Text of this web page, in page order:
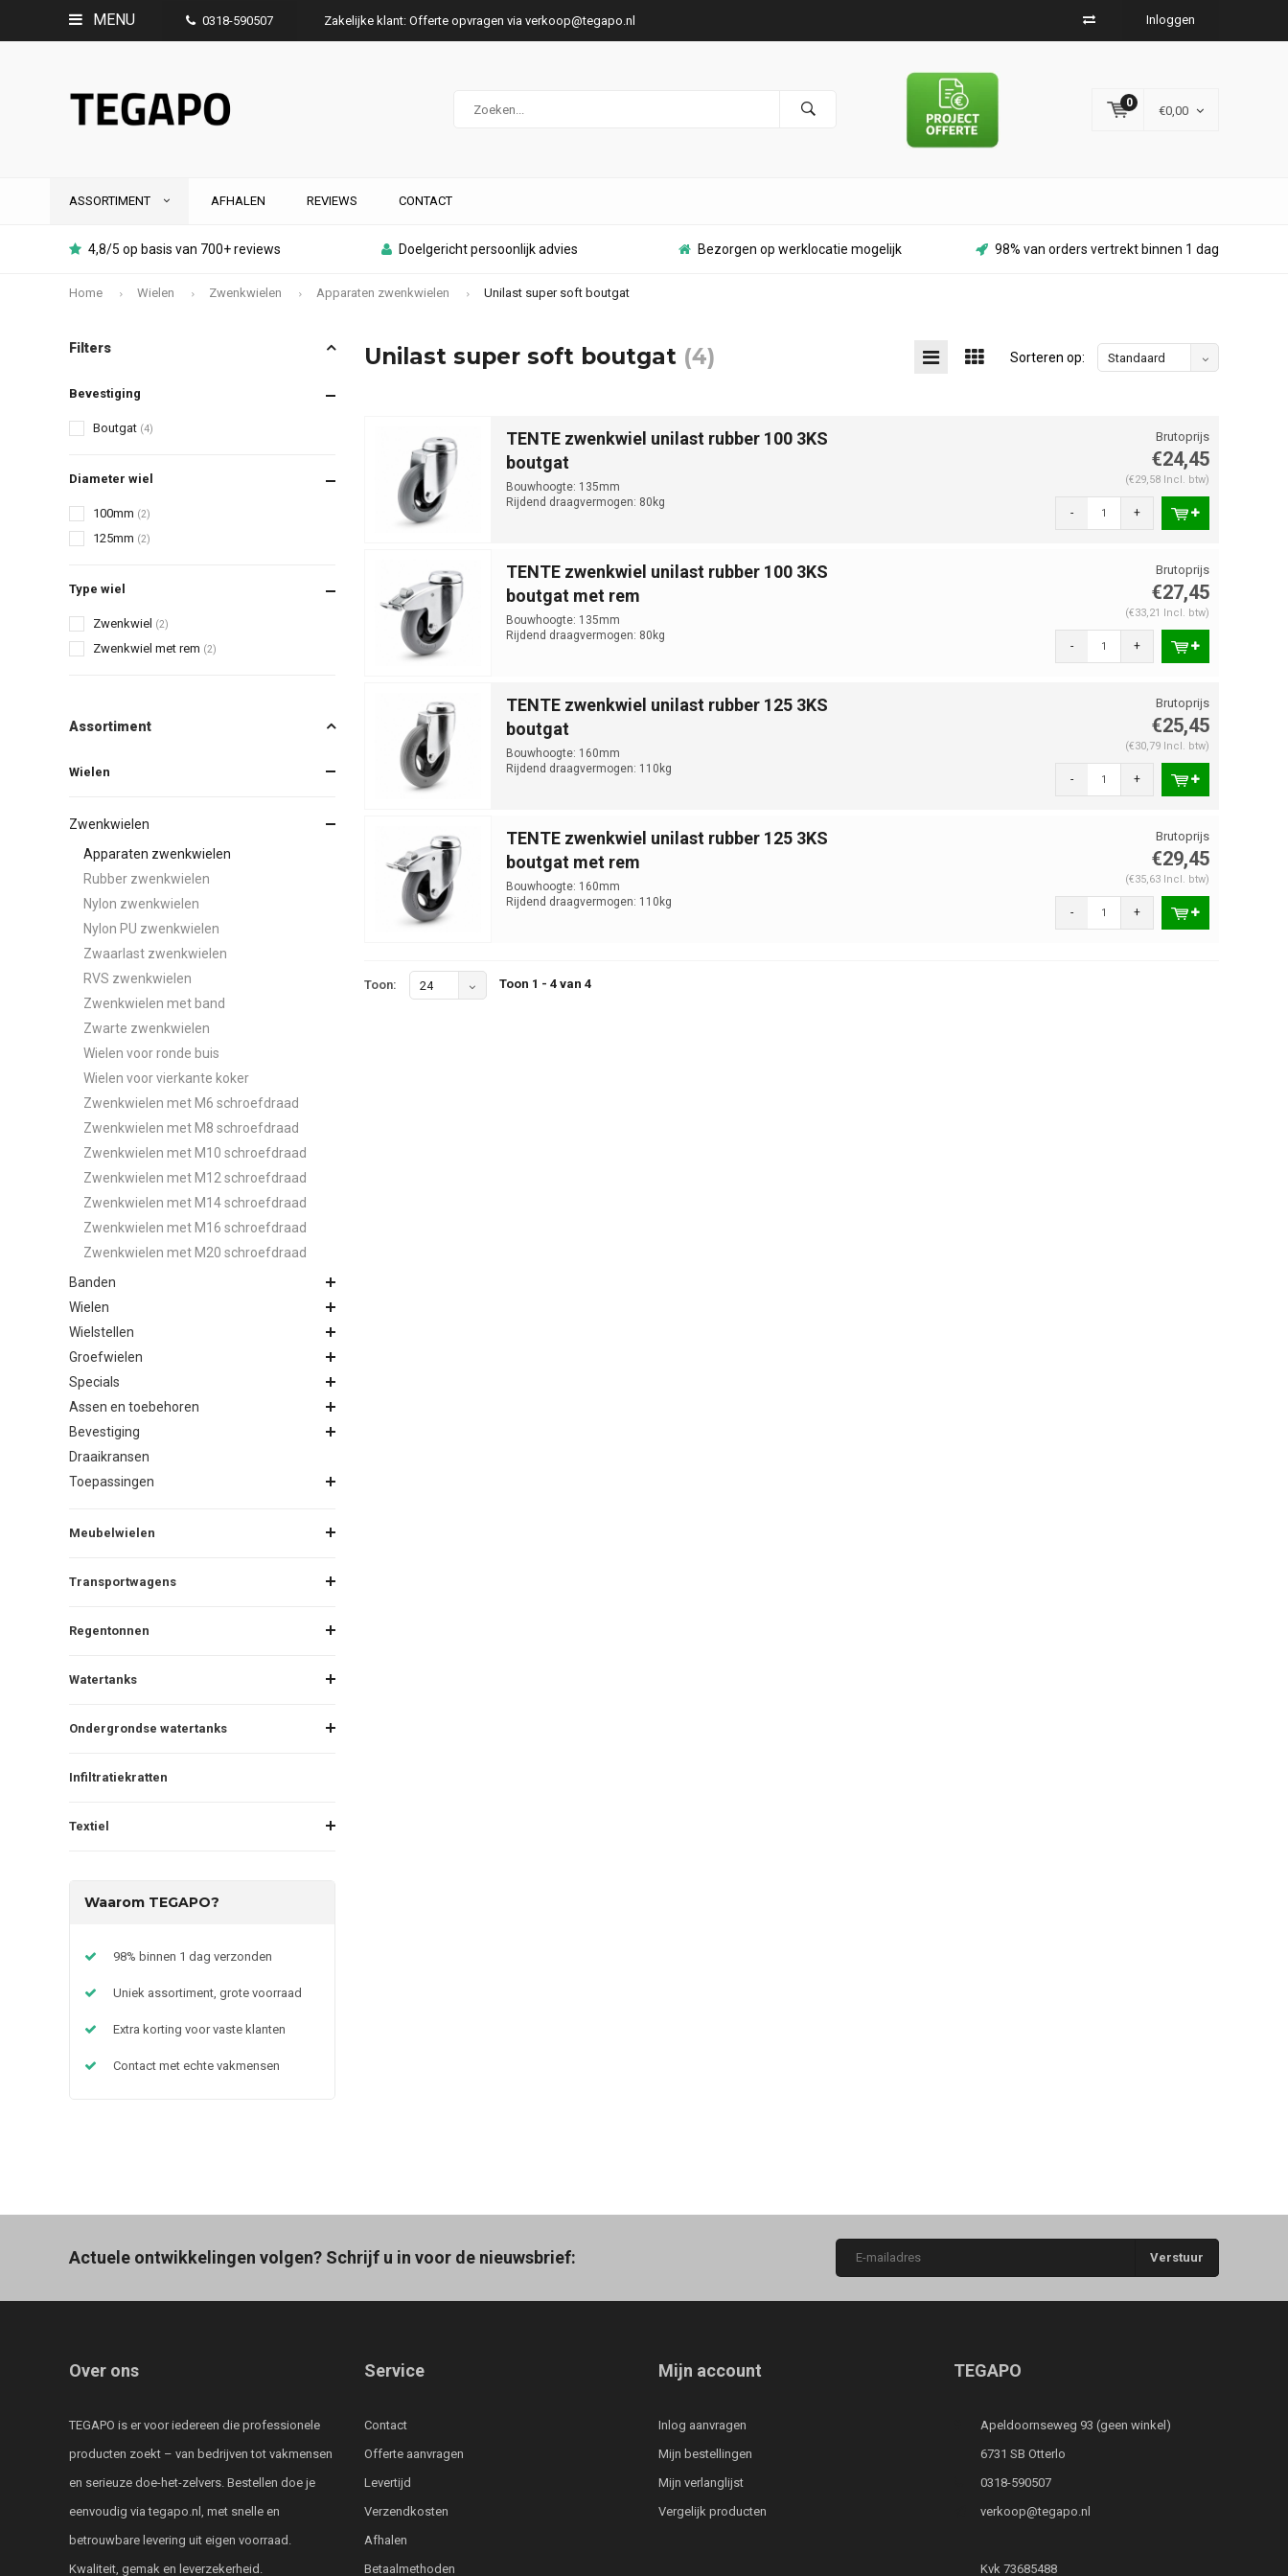
MENU 0318-590507 Zakelijke klant: Offerte opvragen via verkoop@tegapo.nl Inloggen
0
€0,00
ASSORTIMENT AFHALEN REVIEWS CONTACT
4,8/5 op basis van 700+ reviews Doelgericht persoonlijk advies Bezorgen op werklocatie mogelijk 98% van orders vertrekt binnen 1 dag
Home Wielen Zwenkwielen Apparaten zwenkwielen Unilast super soft boutgat
Filters
Bevestiging
Boutgat (4)
Diameter wiel
100mm (2)
125mm (2)
Type wiel
Zwenkwiel (2)
Zwenkwiel met rem (2)
Assortiment
Wielen
Zwenkwielen
Apparaten zwenkwielen
Rubber zwenkwielen
Nylon zwenkwielen
Nylon PU zwenkwielen
Zwaarlast zwenkwielen
RVS zwenkwielen
Zwenkwielen met band
Zwarte zwenkwielen
Wielen voor ronde buis
Wielen voor vierkante koker
Zwenkwielen met M6 schroefdraad
Zwenkwielen met M8 schroefdraad
Zwenkwielen met M10 schroefdraad
Zwenkwielen met M12 schroefdraad
Zwenkwielen met M14 schroefdraad
Zwenkwielen met M16 schroefdraad
Zwenkwielen met M20 schroefdraad
Banden
Wielen
Wielstellen
Groefwielen
Specials
Assen en toebehoren
Bevestiging
Draaikransen
Toepassingen
Meubelwielen
Transportwagens
Regentonnen
Watertanks
Ondergrondse watertanks
Infiltratiekratten
Textiel
Waarom TEGAPO?
98% binnen 1 dag verzonden
Uniek assortiment, grote voorraad
Extra korting voor vaste klanten
Contact met echte vakmensen
Unilast super soft boutgat (4) Sorteren op: Standaard
TENTE zwenkwiel unilast rubber 100 3KS
boutgat
Bouwhoogte: 135mm
Rijdend draagvermogen: 80kg
€24,45
(€29,58 Incl. btw)
- +
TENTE zwenkwiel unilast rubber 100 3KS
boutgat met rem
Bouwhoogte: 135mm
Rijdend draagvermogen: 80kg
€27,45
(€33,21 Incl. btw)
- +
TENTE zwenkwiel unilast rubber 125 3KS
boutgat
Bouwhoogte: 160mm
Rijdend draagvermogen: 110kg
€25,45
(€30,79 Incl. btw)
- +
TENTE zwenkwiel unilast rubber 125 3KS
boutgat met rem
Bouwhoogte: 160mm
Rijdend draagvermogen: 110kg
€29,45
(€35,63 Incl. btw)
- +
Toon: 24 Toon 1 - 4 van 4
Actuele ontwikkelingen volgen? Schrijf u in voor de nieuwsbrief: Verstuur
Over ons
TEGAPO is er voor iedereen die professionele
producten zoekt – van bedrijven tot vakmensen
en serieuze doe-het-zelvers. Bestellen doe je
eenvoudig via tegapo.nl, met snelle en
betrouwbare levering uit eigen voorraad.
Kwaliteit, gemak en leverzekerheid.
Service
Contact
Offerte aanvragen
Levertijd
Verzendkosten
Afhalen
Betaalmethoden
Mijn account
Inlog aanvragen
Mijn bestellingen
Mijn verlanglijst
Vergelijk producten
TEGAPO
Apeldoornseweg 93 (geen winkel)
6731 SB Otterlo
0318-590507
verkoop@tegapo.nl
Kvk 73685488